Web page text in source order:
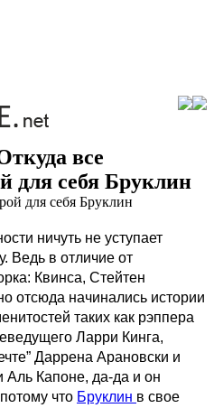
все
для себя Бруклин
ничуть не уступает
Ведь в отличие от
Квинса, Стейтен
отсюда начинались истории
таких как рэппера
Ларри Кинга,
Даррена Арановски и
Аль Капоне, да-да и он
что Бруклин в свое